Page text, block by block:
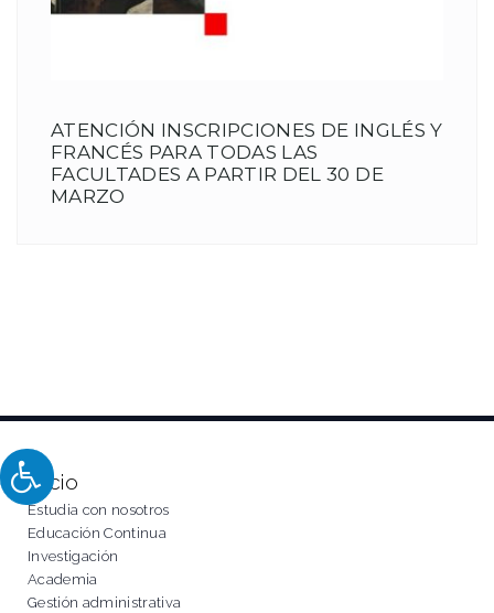
ATENCIÓN INSCRIPCIONES DE INGLÉS Y
FRANCÉS PARA TODAS LAS
FACULTADES A PARTIR DEL 30 DE
MARZO
Inicio
Estudia con nosotros
Educación Continua
Investigación
Academia
Gestión administrativa